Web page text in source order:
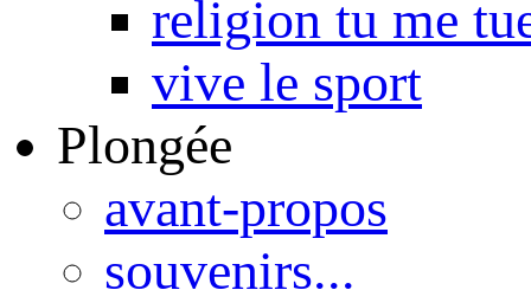
religion tu me
vive le sport
Plongée
avant-propos
souvenirs...